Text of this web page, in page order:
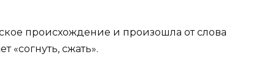
происхождение и произошла от слова
«согнуть, сжать».